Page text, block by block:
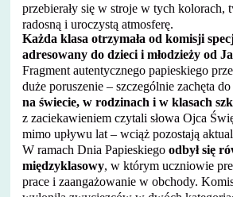
przebierały się w stroje w tych kolorach,
radosną i uroczystą atmosferę.
Każda klasa otrzymała od komisji
adresowany do dzieci i młodzieży od
Fragment autentycznego papieskiego
duże poruszenie – szczególnie zachęta
na świecie, w rodzinach i w klasach
z zaciekawieniem czytali słowa Ojca
mimo upływu lat – wciąż pozostają
W ramach Dnia Papieskiegoodbył się
międzyklasowy, w którym uczniowie
prace i zaangażowanie w obchody.